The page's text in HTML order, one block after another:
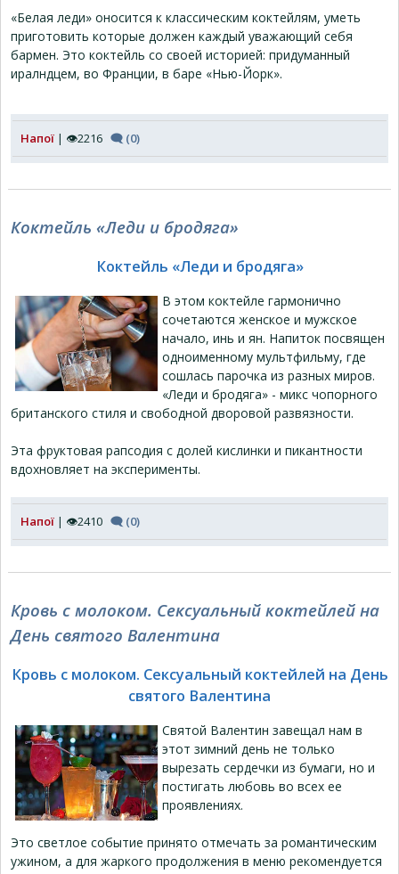
«Белая леди» оносится к классическим коктейлям, уметь
приготовить которые должен каждый уважающий себя
бармен. Это коктейль со своей историей: придуманный
иралндцем, во Франции, в баре «Нью-Йорк».
Напої | 👁2216 🗨 (0)
Коктейль «Леди и бродяга»
Коктейль «Леди и бродяга»
В этом коктейле гармонично
сочетаются женское и мужское
начало, инь и ян. Напиток посвящен
одноименному мультфильму, где
сошлась парочка из разных миров.
«Леди и бродяга» - микс чопорного
британского стиля и свободной дворовой развязности.
Эта фруктовая рапсодия с долей кислинки и пикантности
вдохновляет на эксперименты.
Напої | 👁2410 🗨 (0)
Кровь с молоком. Сексуальный коктейлей на
День святого Валентина
Кровь с молоком. Сексуальный коктейлей на День
святого Валентина
Святой Валентин завещал нам в
этот зимний день не только
вырезать сердечки из бумаги, но и
постигать любовь во всех ее
проявлениях.
Это светлое событие принято отмечать за романтическим
ужином, а для жаркого продолжения в меню рекомендуется